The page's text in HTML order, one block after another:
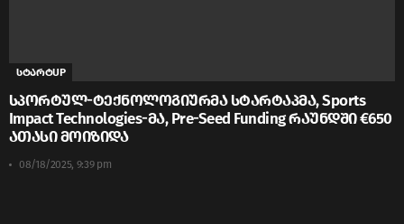
სტარტUP
სპორტულ-ტექნოლოგიურმა სტარტაპმა, Sports
Impact Technologies-მა, Pre-Seed Funding რაუნდში €650
ათასი მოიზიდა
08/18/2025, 9:39 pm